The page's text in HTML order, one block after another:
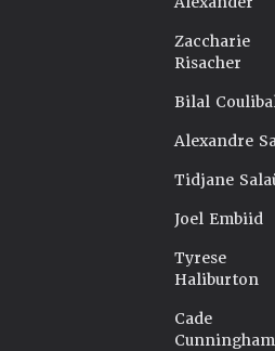
Zaccharie
Risacher
Bilal
Alexandre
Tidjane
Joel Embiid
Tyrese
Haliburton
Cade
Cunningham